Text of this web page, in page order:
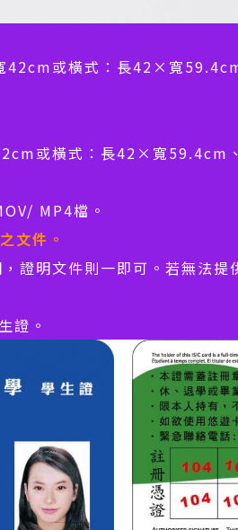
或橫式：長42×寬
或橫式：長42×寬59.4cm
MP4檔。
文件。
證明文件則一即可。若無法
證。